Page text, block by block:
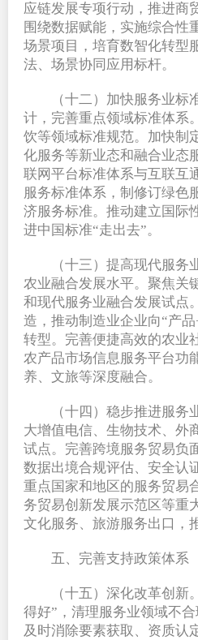
应链发展专项行动，推进商
围绕数据赋能，实施综合性
场景项目，培育数智化转型
法、场景协同应用标杆。
（十二）加快服务业
计，完善重点领域标准体系
饮等领域标准规范。加快制
化服务等新业态和融合业态
联网平台标准体系与互联互
服务标准体系，制修订绿色
济服务标准。推动建立国际
进中国标准“走出去”。
（十三）提高现代服
农业融合发展水平。聚焦关
和现代服务业融合发展试点
造，推动制造业企业向“产
转型。完善便捷高效的农业
农产品市场信息服务平台功
养、文旅等深度融合。
（十四）稳步推进服
大增值电信、生物技术、外
试点。完善跨境服务贸易负
数据出境合规评估、安全认
重点国家和地区的服务贸易
务贸易创新发展示范区等重
文化服务、旅游服务出口，
五、完善支持政策体系
（十五）深化改革创新
得好”，清理服务业领域不
及时消除要素获取、资质认